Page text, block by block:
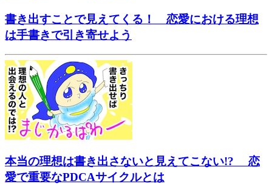
書き出すことで見えてくる！ 恋愛における理想
は手書きで引き寄せよう
本当の理想は書き出さないと見えてこない!? 恋
愛で重要なPDCAサイクルとは